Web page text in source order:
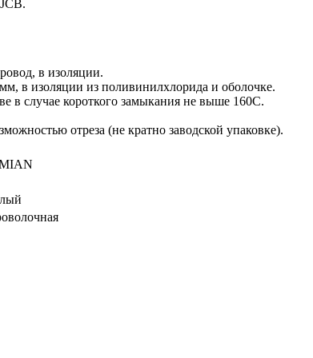
в изоляции.
в изоляции из поливинилхлорида и оболочке.
в случае короткого замыкания не выше 160С.
отреза (не кратно заводской упаковке).